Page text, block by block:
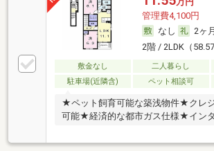
管理費4,100円
なし
2ヶ月
2階 / 2LDK（
敷金なし 二人暮らし
駐車場(近隣含)
ペット相談可
★ペット飼育可能な築浅物件★クレ
可能★経済的な都市ガス仕様★イン